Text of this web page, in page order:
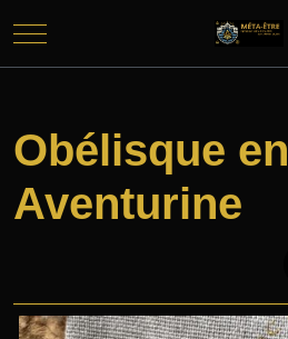
Mobile Menu Toggle
Obélisque en
Aventurine